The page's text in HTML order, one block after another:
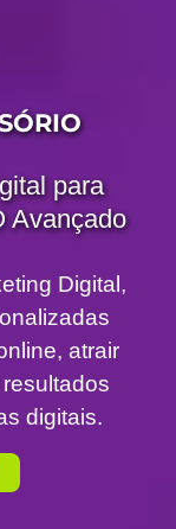
para
Avançado
Digital,
atrair
digitais.